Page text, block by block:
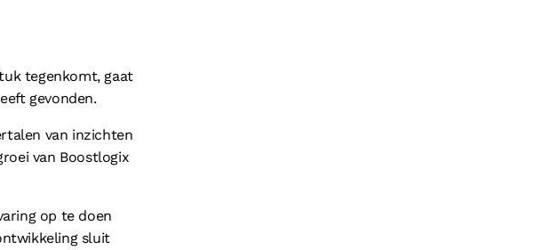
tegenkomt, gaat
gevonden.
van inzichten
van Boostlogix
op te doen
sluit